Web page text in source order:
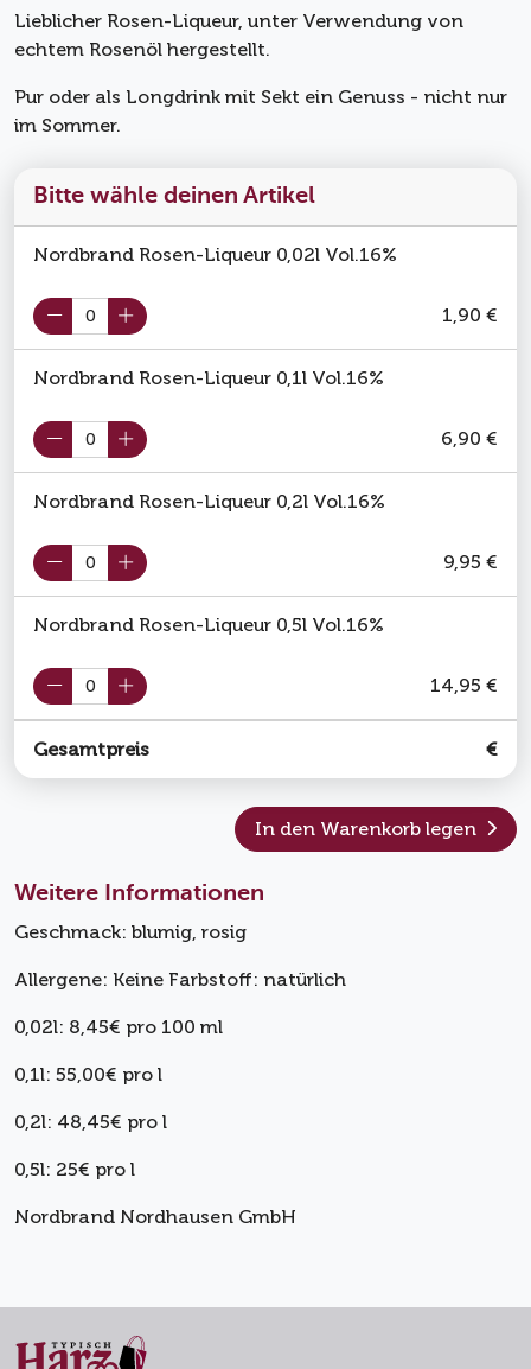
Lieblicher Rosen-Liqueur, unter Verwendung von
echtem Rosenöl hergestellt.
Pur oder als Longdrink mit Sekt ein Genuss - nicht nur
im Sommer.
Bitte wähle deinen Artikel
Nordbrand Rosen-Liqueur 0,02l Vol.16%
1,90 €
Nordbrand Rosen-Liqueur 0,1l Vol.16%
6,90 €
Nordbrand Rosen-Liqueur 0,2l Vol.16%
9,95 €
Nordbrand Rosen-Liqueur 0,5l Vol.16%
14,95 €
Gesamtpreis €
In den Warenkorb legen
Weitere Informationen
Geschmack: blumig, rosig
Allergene: Keine Farbstoff: natürlich
0,02l: 8,45€ pro 100 ml
0,1l: 55,00€ pro l
0,2l: 48,45€ pro l
0,5l: 25€ pro l
Nordbrand Nordhausen GmbH